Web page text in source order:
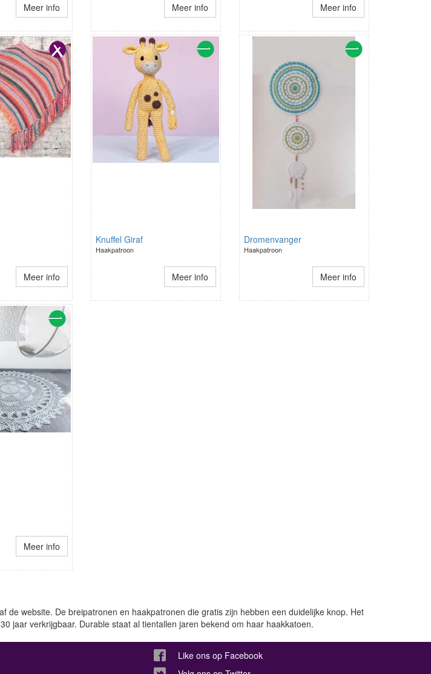
Meer info Meer info Meer info
Meer info
Knuffel Giraf
Haakpatroon
Meer info
Dromenvanger
Haakpatroon
Meer info
Meer info
de website. De breipatronen en haakpatronen die gratis zijn hebben een duidelijke knop. Het
jaar verkrijgbaar. Durable staat al tientallen jaren bekend om haar haakkatoen.
Like ons op Facebook